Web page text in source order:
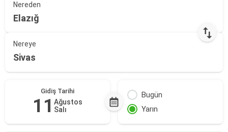
Nereden
Elazığ
Nereye
Sivas
Gidiş Tarihi
11 Ağustos
Salı
Bugün
Yarın